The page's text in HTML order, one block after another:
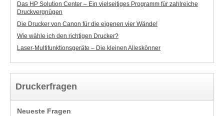
Das HP Solution Center – Ein vielseitiges Programm für zahlreiche
Druckvergnügen
Die Drucker von Canon für die eigenen vier Wände!
Wie wähle ich den richtigen Drucker?
Laser-Multifunktionsgeräte – Die kleinen Alleskönner
Druckerfragen
Neueste Fragen